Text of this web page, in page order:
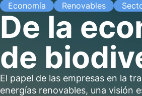
Economía Renovables
De la
de
El papel de las empresas en la
energías renovables, una visión